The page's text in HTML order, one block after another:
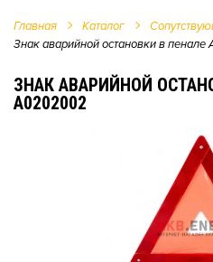
Главная Каталог
Знак аварийной остановки в
ЗНАК АВАРИЙНОЙ
A0202002